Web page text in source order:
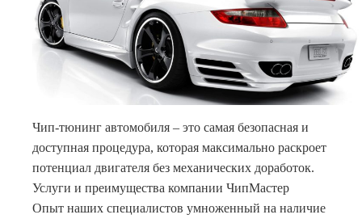
Чип-тюнинг автомобиля – это самая безопасная и
доступная процедура, которая максимально раскроет
потенциал двигателя без механических доработок.
Услуги и преимущества компании ЧипМастер
Опыт наших специалистов умноженный на наличие